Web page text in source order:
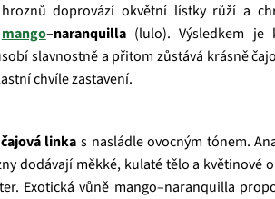
doprovází okvětní lístky růží a
mango–naranquilla(lulo). Výsledkem je
slavnostně a přitom zůstává krásně
chvíle zastavení.
linka s nasládle ovocným tónem.
dodávají měkké, kulaté tělo a květinové
Exotická vůně mango–naranquilla